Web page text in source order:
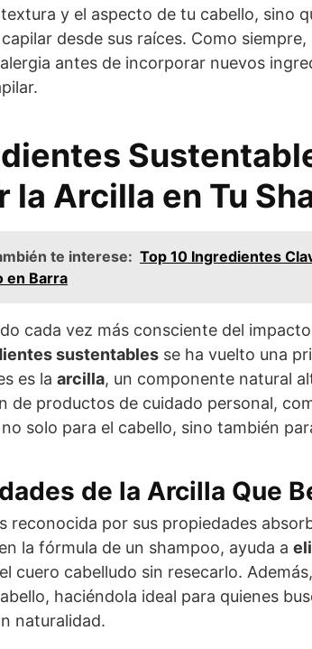
y el aspecto de tu cabello, sino
desde sus raíces. Como
antes de incorporar nuevos
la Arcilla en Tu
te interese: Top 10 Ingredientes
en Barra
cada vez más consciente del
sustentables se ha vuelto una
es la arcilla, un componente natural
de productos de cuidado personal,
solo para el cabello, sino también
de la Arcilla Que
reconocida por sus propiedades
la fórmula de un shampoo, ayuda a
cuero cabelludo sin resecarlo.
haciéndola ideal para quienes
naturalidad.